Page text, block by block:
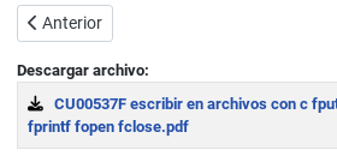
Artículo anterior: Leer y escribir archivos
Anterior
Descargar archivo:
CU00537F escribir en archivos con c
fprintf fopen fclose.pdf